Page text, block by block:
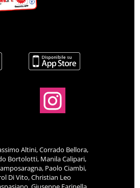
Altini, Corrado Bellora,
Bortolotti, Manila Calipari,
Paolo Ciambi,
Di Vito, Christian Leo